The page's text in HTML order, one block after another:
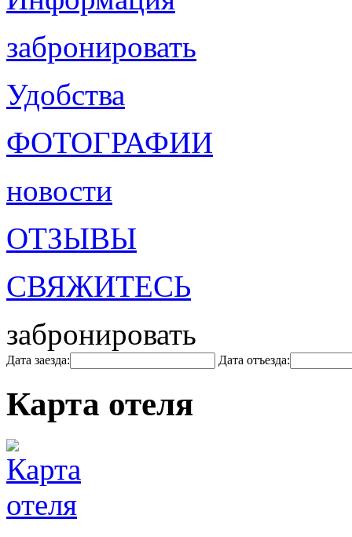
забронировать
Удобства
ФОТОГРАФИИ
новости
ОТЗЫВЫ
СВЯЖИТЕСЬ
забронировать
Дата заезда: Дата отъезда:
Карта отеля